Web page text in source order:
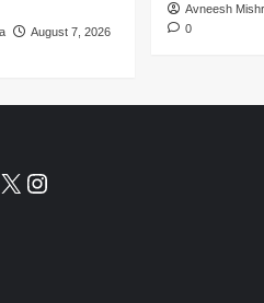
August 7, 2026
Avneesh
0
X Instagram